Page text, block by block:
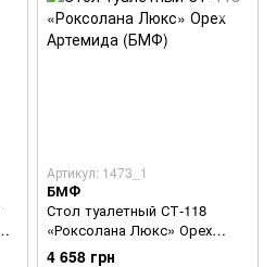
Артикул: 1473_1
БМФ
Стол туалетный СТ-118
«Роксолана Люкс» Орех
Артемида (БМФ)
4 658 грн